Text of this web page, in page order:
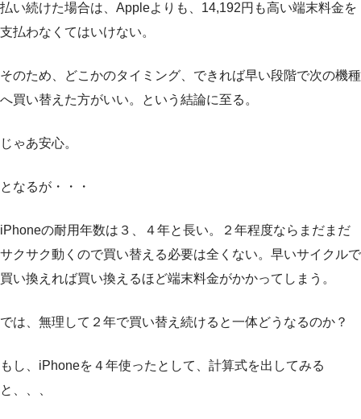
払い続けた場合は、Appleよりも、14,192円も高い端末料金を
支払わなくてはいけない。
そのため、どこかのタイミング、できれば早い段階で次の機種
へ買い替えた方がいい。という結論に至る。
じゃあ安心。
となるが・・・
iPhoneの耐用年数は３、４年と長い。２年程度ならまだまだ
サクサク動くので買い替える必要は全くない。早いサイクルで
買い換えれば買い換えるほど端末料金がかかってしまう。
では、無理して２年で買い替え続けると一体どうなるのか？
もし、iPhoneを４年使ったとして、計算式を出してみる
と、、、